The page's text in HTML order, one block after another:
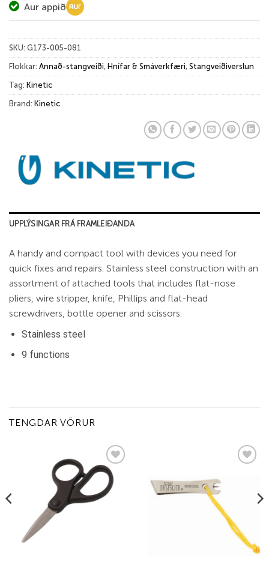
Aur appið
SKU: G173-005-081
Flokkar: Annað-stangveiði, Hnífar & Smáverkfæri, Stangveiðiverslun
Tag: Kinetic
Brand: Kinetic
UPPLÝSINGAR FRÁ FRAMLEIÐANDA
A handy and compact tool with devices you need for
quick fixes and repairs. Stainless steel construction with an
assortment of attached tools that includes flat-nose
pliers, wire stripper, knife, Phillips and flat-head
screwdrivers, bottle opener and scissors.
Stainless steel
9 functions
TENGDAR VÖRUR
Add to
wishlist